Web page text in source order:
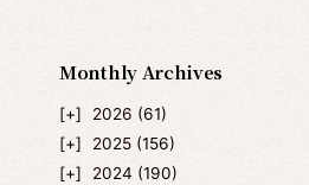
Monthly Archives
2026 (61)
2025 (156)
2024 (190)